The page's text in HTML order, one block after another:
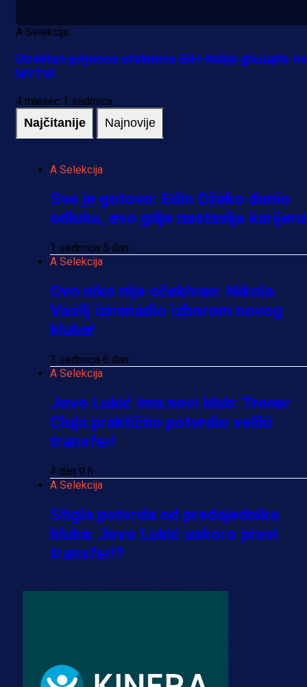
A Selekcija
Direktan prijenos utakmice BiH-Italija gledajte na
MYTV!
4 mjesec 1 sedmica
Najčitanije Najnovije
A Selekcija
Sve je gotovo: Edin Džeko donio
odluku, evo gdje nastavlja
1 sedmica 5 dan
A Selekcija
Ovo niko nije očekivao: Nikola
Vasilj iznenadio izborom novog
kluba!
3 sedmica 6 dan
A Selekcija
Jovo Lukić ima novi klub: Trener
Cluja praktično potvrdio veliki
transfer!
4 dan 9 h
A Selekcija
Stigla potvrda od predsjednika
kluba: Jovo Lukić uskoro pravi
transfer!?
dres BiH!